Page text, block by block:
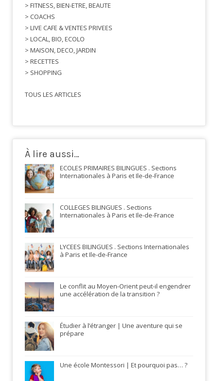
> FITNESS, BIEN-ETRE, BEAUTE
> COACHS
> LIVE CAFE & VENTES PRIVEES
> LOCAL, BIO, ECOLO
> MAISON, DECO, JARDIN
> RECETTES
> SHOPPING
TOUS LES ARTICLES
À lire aussi…
ECOLES PRIMAIRES BILINGUES . Sections
Internationales à Paris et Ile-de-France
COLLEGES BILINGUES . Sections
Internationales à Paris et Ile-de-France
LYCEES BILINGUES . Sections Internationales
à Paris et Ile-de-France
Le conflit au Moyen-Orient peut-il engendrer
une accélération de la transition ?
Étudier à l’étranger | Une aventure qui se
prépare
Une école Montessori | Et pourquoi pas… ?